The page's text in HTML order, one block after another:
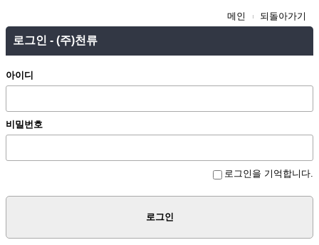
메인 되돌아가기
로그인 - (주)천류
아이디
비밀번호
로그인을 기억합니다.
로그인